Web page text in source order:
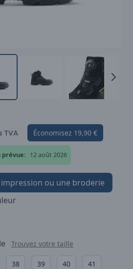
TVA Économisez 19,90 €
prévue: 12 août 2026
ou une broderie
Trouvez votre taille
38 39 40 41